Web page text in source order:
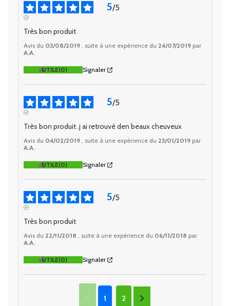
5/5
Très bon produit
Avis du 03/08/2019 , suite à une expérience du 24/07/2019 par
A.A.
UTILE(0) Signaler
5/5
Très bon produit .j ai retrouvé den beaux cheuveux
Avis du 04/02/2019 , suite à une expérience du 23/01/2019 par
A.A.
UTILE(0) Signaler
5/5
Très bon produit
Avis du 22/11/2018 , suite à une expérience du 06/11/2018 par
A.A.
UTILE(0) Signaler
1 2